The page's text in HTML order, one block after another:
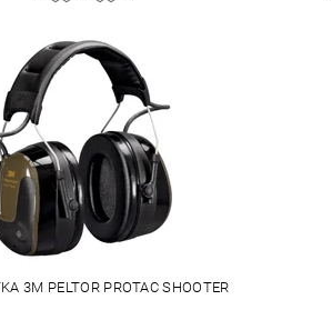
3M PELTOR PROTAC SHOOTER